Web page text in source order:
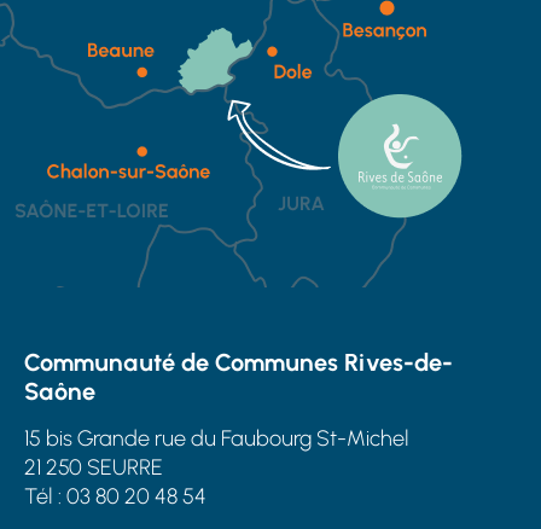
Communauté de Communes Rives-de-
Saône
15 bis Grande rue du Faubourg St-Michel
21 250 SEURRE
Tél : 03 80 20 48 54